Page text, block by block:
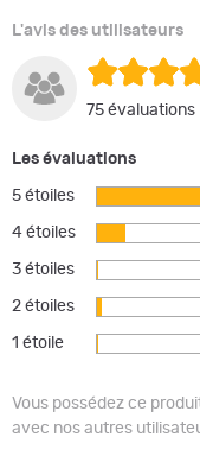
L'avis des utilisateurs
75 évaluations
Les évaluations
5 étoiles
4 étoiles
3 étoiles
2 étoiles
1 étoile
Vous possédez ce
avec nos autres